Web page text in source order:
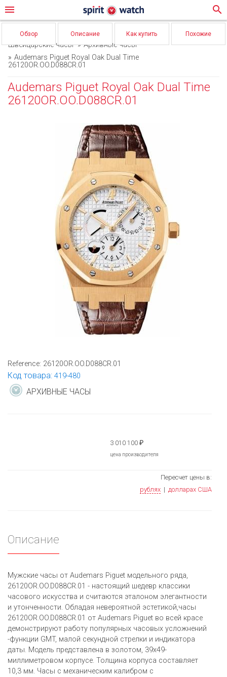
menu search
Обзор Описание Как купить Похожие
Швейцарские часы
Архивные часы
Audemars Piguet Royal Oak Dual Time
26120OR.OO.D088CR.01
Audemars Piguet Royal Oak Dual Time
26120OR.OO.D088CR.01
Reference: 26120OR.OO.D088CR.01
Код товара: 419-480
АРХИВНЫЕ ЧАСЫ
3 010 100 ₽
цена производителя
Пересчет цены в:
рублях | долларах США
Описание
Мужские часы от Audemars Piguet модельного ряда,
26120OR.OO.D088CR.01 - настоящий шедевр классики
часового искусства и считаются эталоном элегантности
и утонченности. Обладая невероятной эстетикой,часы
26120OR.OO.D088CR.01 от Audemars Piguet во всей красе
демонстрируют работу популярных часовых усложнений
-функции GMT, малой секундной стрелки и индикатора
даты. Модель представлена в золотом, 39х49-
миллиметровом корпусе. Толщина корпуса составляет
10,3 мм. Часы с механическим калибром с